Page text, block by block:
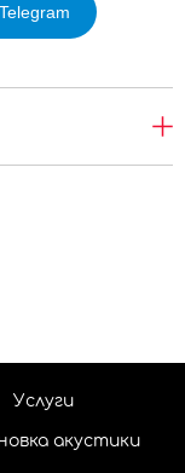
Услуги
акустики